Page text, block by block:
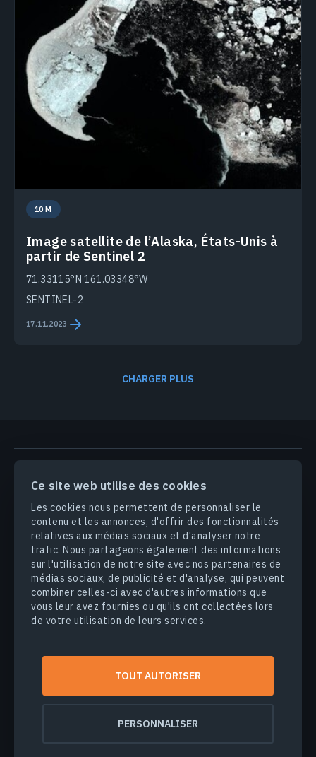
Ce site web utilise des cookies
Les cookies nous permettent de personnaliser le
contenu et les annonces, d'offrir des fonctionnalités
relatives aux médias sociaux et d'analyser notre
trafic. Nous partageons également des informations
sur l'utilisation de notre site avec nos partenaires de
médias sociaux, de publicité et d'analyse, qui peuvent
combiner celles-ci avec d'autres informations que
vous leur avez fournies ou qu'ils ont collectées lors
de votre utilisation de leurs services.
TOUT AUTORISER
PERSONNALISER
10 M
Image satellite de l’Alaska, États-Unis à
partir de Sentinel 2
71.33115°N 161.03348°W
SENTINEL-2
17.11.2023
CHARGER PLUS
INDUSTRIES
ENTREPRISE
DÉCOUVRIR
Tous droits réservés.
Conditions d'utilisation
Politique de confidentialité
Sécurité des données